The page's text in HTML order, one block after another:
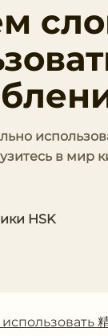
в мир
HSK
использовать